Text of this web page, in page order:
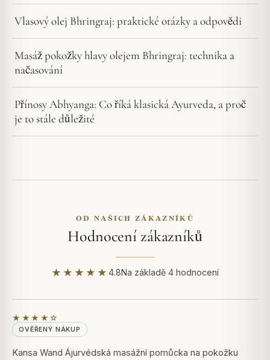
Vlasový olej Bhringraj: praktické otázky a odpovědi
Masáž pokožky hlavy olejem Bhringraj: technika a
načasování
Přínosy Abhyanga: Co říká klasická Ayurveda, a proč
je to stále důležité
OD NAŠICH ZÁKAZNÍKŮ
Hodnocení zákazníků
★★★★★ 4.8Na základě 4 hodnocení
★★★★☆
OVĚŘENÝ NÁKUP
Kansa Wand Ájurvédská masážní pomůcka na pokožku